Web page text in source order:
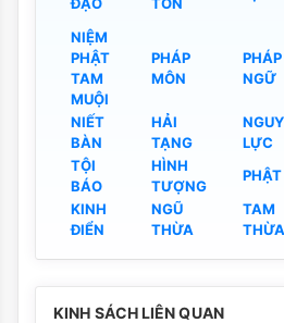
NIỆM
PHẬT
TAM
MUỘI
PHÁP
MÔN
PHÁP
NGỮ
NIẾT
BÀN
HẢI
TẠNG
LỰC
TỘI
BÁO
HÌNH
TƯỢNG
KINH
ĐIỂN
NGŨ
THỪA
TAM
THỪA
KINH SÁCH LIÊN QUAN